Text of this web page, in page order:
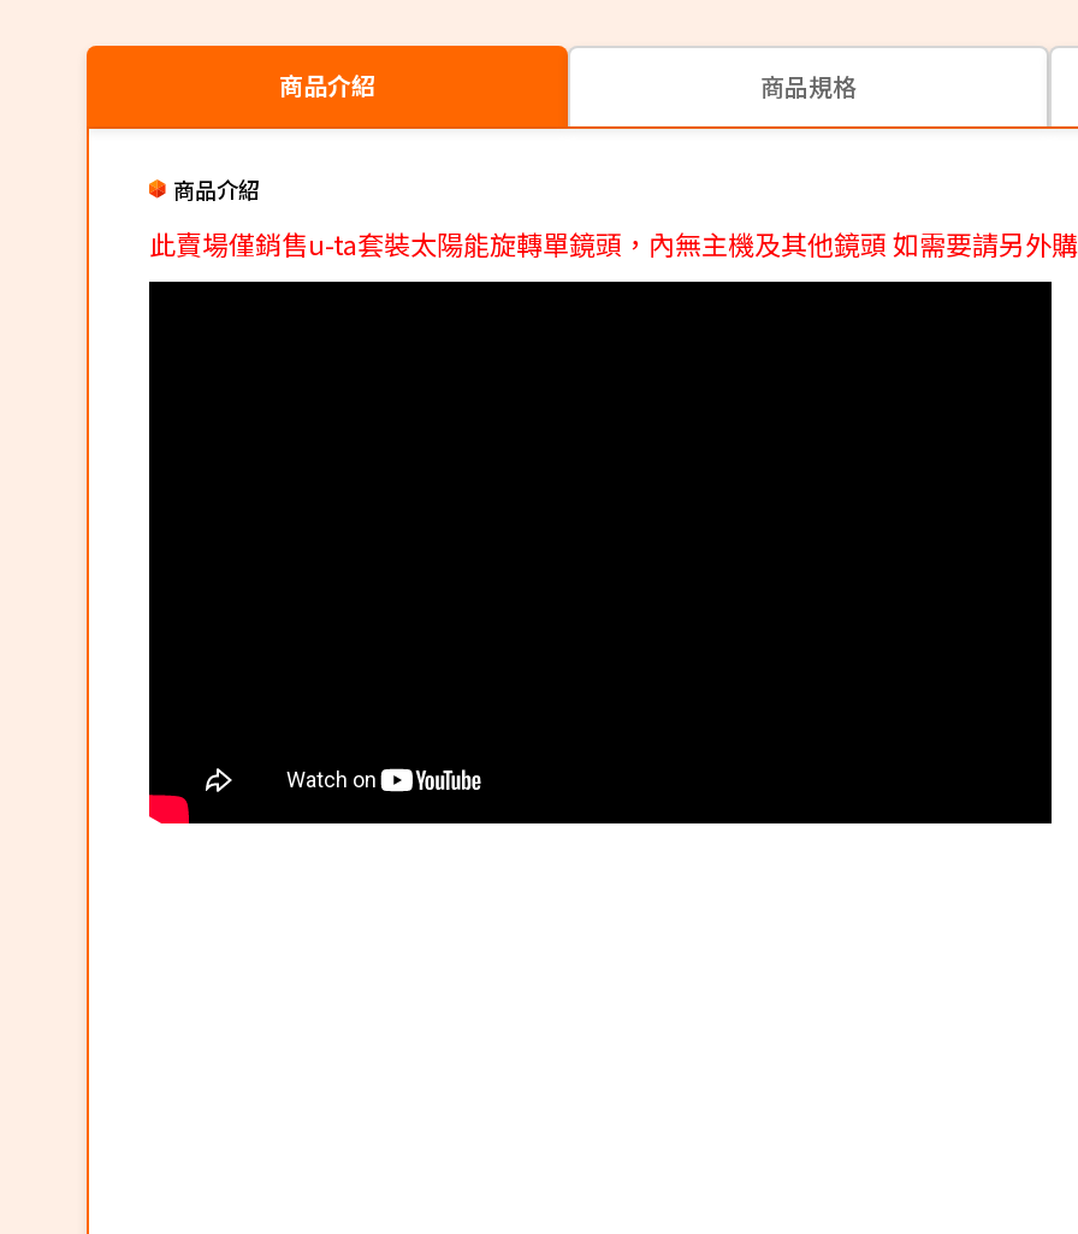
商品介紹 商品規格
商品介紹
此賣場僅銷售u-ta套裝太陽能旋轉單鏡頭，內無主機及其他鏡頭 如需要請另外